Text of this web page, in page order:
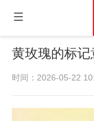
黄玫瑰的标
时间：2026-05-22